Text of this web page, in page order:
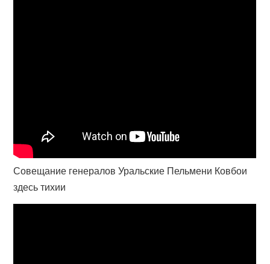
Совещание генералов Уральские Пельмени Ковбои
здесь тихии